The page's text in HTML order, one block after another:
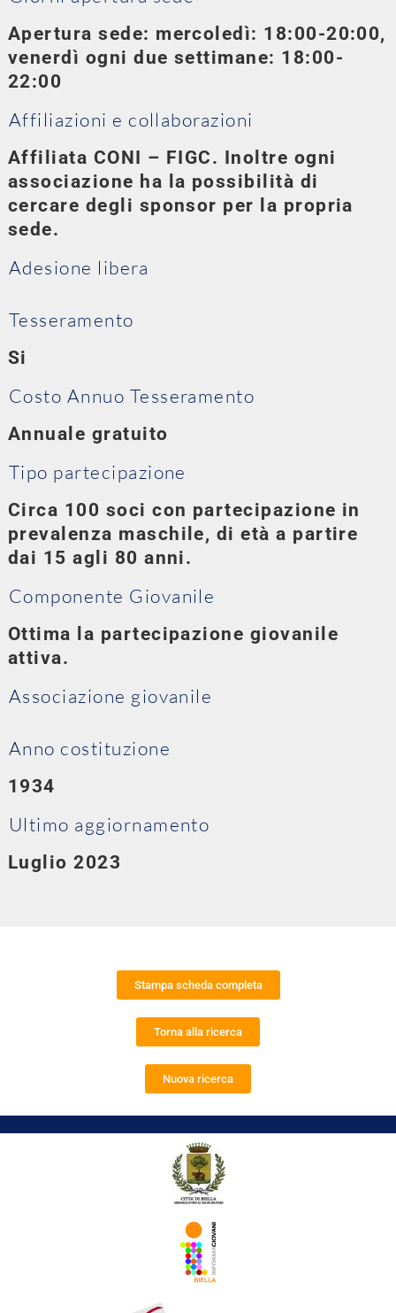
Apertura sede: mercoledì: 18:00-20:00,
venerdì ogni due settimane: 18:00-
22:00
Affiliazioni e collaborazioni
Affiliata CONI – FIGC. Inoltre ogni
associazione ha la possibilità di
cercare degli sponsor per la propria
sede.
Adesione libera
Tesseramento
Si
Costo Annuo Tesseramento
Annuale gratuito
Tipo partecipazione
Circa 100 soci con partecipazione in
prevalenza maschile, di età a partire
dai 15 agli 80 anni.
Componente Giovanile
Ottima la partecipazione giovanile
attiva.
Associazione giovanile
Anno costituzione
1934
Ultimo aggiornamento
Luglio 2023
Stampa scheda completa
Torna alla ricerca
Nuova ricerca